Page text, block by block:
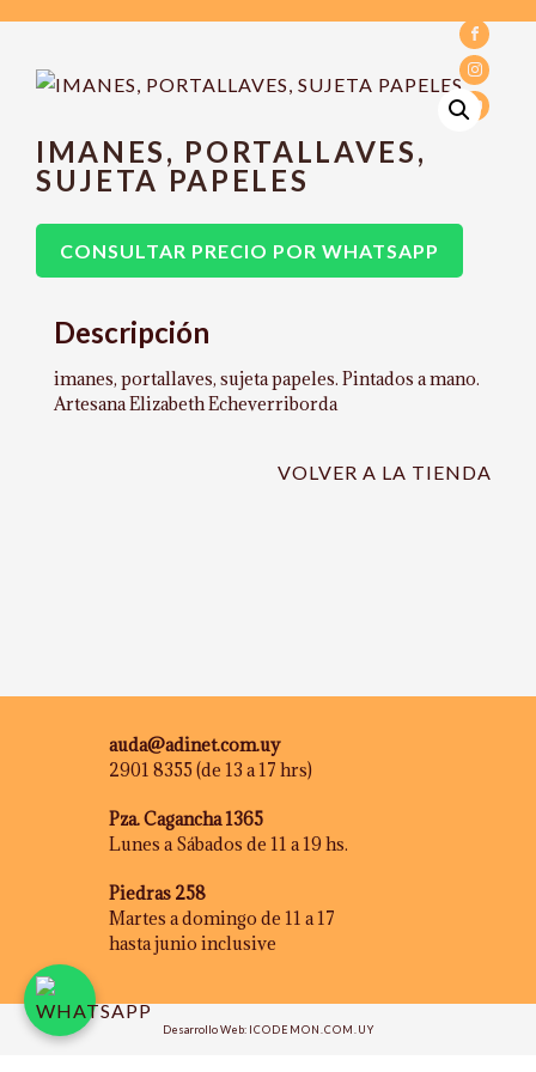
IMANES, PORTALLAVES,
SUJETA PAPELES
CONSULTAR PRECIO POR WHATSAPP
Descripción
imanes, portallaves, sujeta papeles. Pintados a mano.
Artesana Elizabeth Echeverriborda
VOLVER A LA TIENDA
auda@adinet.com.uy
2901 8355 (de 13 a 17 hrs)
Pza. Cagancha 1365
Lunes a Sábados de 11 a 19 hs.
Piedras 258
Martes a domingo de 11 a 17
hasta junio inclusive
Desarrollo Web: ICODEMON.COM.UY